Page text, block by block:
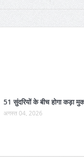
51 सुंदरियों के बीच होगा कड़ा
अगस्त 04, 2026